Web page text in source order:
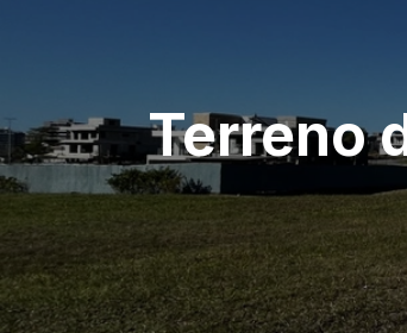
Terreno